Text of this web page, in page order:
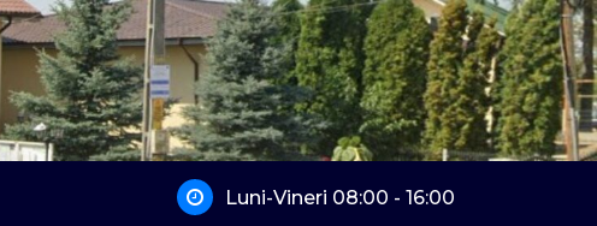
Luni-Vineri 08:00 - 16:00